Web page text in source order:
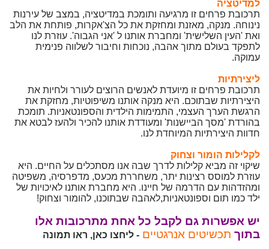
למדיטציה
תרכובת פרחים זו מרגיעה ותומכת במדיטציה, במצב של עירנות
נינוחה. מנקה, מאזנת ומחזקת את כל הצ'אקרות, פותחת את הלב
ואת 'העין השלישית' ומחברת אותנו ל 'אני הגבוה'. עוזרת לנו
לתפקד בעולם מתוך אהבה, נוכחות וחיבור לשלווה פנימית
עמוקה.
ליצירתיות
תרכובת פרחים זו מיועדת לאנשים הרוצים לעורר ולחיות את
היצירתיות שבתוכם. היא מנקה אותנו משיפוטיות, מחזקת את
הרגשת הערך העצמי, התמימות הילדית והספונטאניות. תומכת
בהורדת 'מסך הביישנות' ומעודדת אותנו להכיר ולהעז לבטא את
חדוות היצירתיות המיוחדת לנו.
לקלילות הומור וצחוק
שיקוי זה מביא קלילות לדרך שבה אנו מסתכלים על החיים. היא
עוזרת למוסס רצינות יתר, משחררת מכעס, מדפרסיה, משפיטה
ומהזדהות עם הדרמה של חיינו. היא מחברת אותנו לאיכויות של
ילד כמו תום וספונטאניות,לאהבה שבתוכנו, להומור וצחוק!
יש אפשרות גם לקבל כל אחת מתרכובות אלו
בתוך תכשיטים אנרגטיים - ליחצו כאן, ראו תמונה